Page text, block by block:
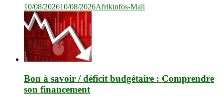
10/08/202610/08/2026Afrikinfos-Mali
Bon à savoir / déficit budgétaire : Comprendre
son financement